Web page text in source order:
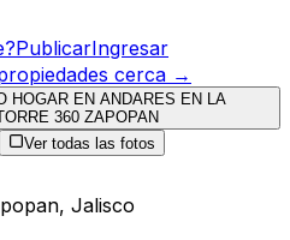
PublicarIngresar
cerca →
Ver todas las fotos
, Jalisco